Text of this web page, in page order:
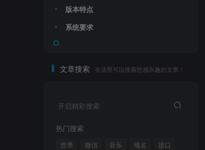
版本特点
系统要求
文章搜索 在这里可以搜索您感兴趣的文章！
开启精彩搜索
热门搜索
世界 微信 音乐 域名
接口